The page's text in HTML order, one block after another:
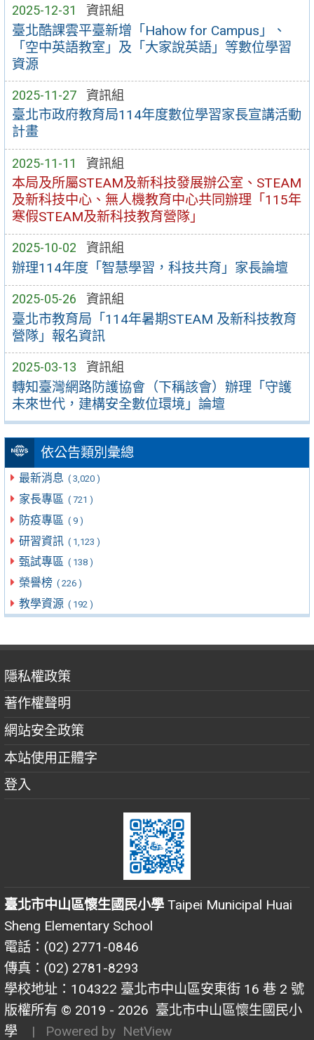
2025-12-31 資訊組
臺北酷課雲平臺新增「Hahow for Campus」、
「空中英語教室」及「大家說英語」等數位學習
資源
2025-11-27 資訊組
臺北市政府教育局114年度數位學習家長宣講活動
計畫
2025-11-11 資訊組
本局及所屬STEAM及新科技發展辦公室、STEAM
及新科技中心、無人機教育中心共同辦理「115年
寒假STEAM及新科技教育營隊」
2025-10-02 資訊組
辦理114年度「智慧學習，科技共育」家長論壇
2025-05-26 資訊組
臺北市教育局「114年暑期STEAM 及新科技教育
營隊」報名資訊
2025-03-13 資訊組
轉知臺灣網路防護協會（下稱該會）辦理「守護
未來世代，建構安全數位環境」論壇
依公告類別彙總
最新消息 ( 3,020 )
家長專區 ( 721 )
防疫專區 ( 9 )
研習資訊 ( 1,123 )
甄試專區 ( 138 )
榮譽榜 ( 226 )
教學資源 ( 192 )
隱私權政策
著作權聲明
網站安全政策
本站使用正體字
登入
臺北市中山區懷生國民小學 Taipei Municipal Huai
Sheng Elementary School
電話：(02) 2771-0846
傳真：(02) 2781-8293
學校地址：104322 臺北市中山區安東街 16 巷 2 號
版權所有 © 2019 - 2026 臺北市中山區懷生國民小
學
| Powered by NetView